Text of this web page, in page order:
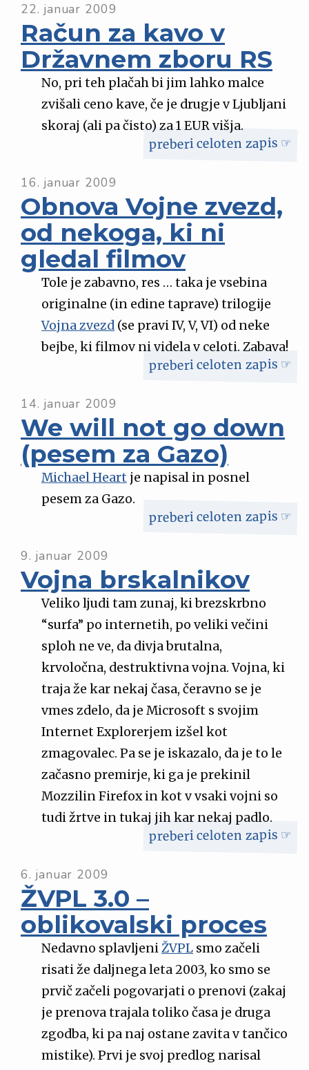
22. januar 2009
Račun za kavo v
Državnem zboru RS
No, pri teh plačah bi jim lahko malce
zvišali ceno kave, če je drugje v Ljubljani
skoraj (ali pa čisto) za 1 EUR višja.
preberi celoten zapis ☞
16. januar 2009
Obnova Vojne zvezd,
od nekoga, ki ni
gledal filmov
Tole je zabavno, res … taka je vsebina
originalne (in edine taprave) trilogije
Vojna zvezd (se pravi IV, V, VI) od neke
bejbe, ki filmov ni videla v celoti. Zabava!
preberi celoten zapis ☞
14. januar 2009
We will not go down
(pesem za Gazo)
Michael Heart je napisal in posnel
pesem za Gazo.
preberi celoten zapis ☞
9. januar 2009
Vojna brskalnikov
Veliko ljudi tam zunaj, ki brezskrbno
“surfa” po internetih, po veliki večini
sploh ne ve, da divja brutalna,
krvoločna, destruktivna vojna. Vojna, ki
traja že kar nekaj časa, čeravno se je
vmes zdelo, da je Microsoft s svojim
Internet Explorerjem izšel kot
zmagovalec. Pa se je iskazalo, da je to le
začasno premirje, ki ga je prekinil
Mozzilin Firefox in kot v vsaki vojni so
tudi žrtve in tukaj jih kar nekaj padlo.
preberi celoten zapis ☞
6. januar 2009
ŽVPL 3.0 –
oblikovalski proces
Nedavno splavljeniŽVPL smo začeli
risati že daljnega leta 2003, ko smo se
prvič začeli pogovarjati o prenovi (zakaj
je prenova trajala toliko časa je druga
zgodba, ki pa naj ostane zavita v tančico
mistike). Prvi je svoj predlog narisal